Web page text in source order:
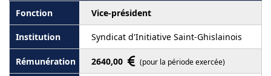
Vice-président
Syndicat d'Initiative Saint-Ghislainois
2640,00 (pour la période exercée)